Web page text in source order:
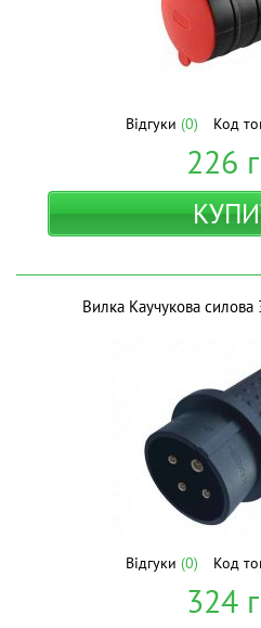
Відгуки (0) Код
226
Вилка Каучукова
Відгуки (0) Код
324